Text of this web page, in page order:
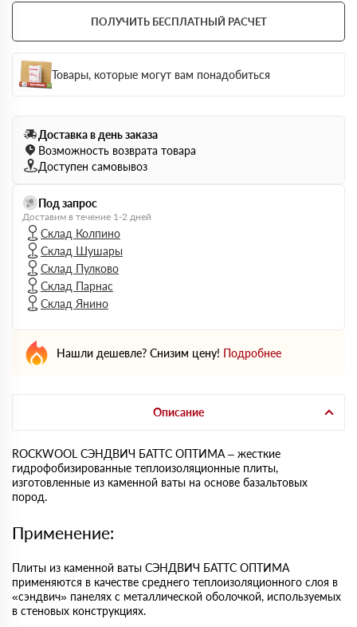
ПОЛУЧИТЬ БЕСПЛАТНЫЙ РАСЧЕТ
Товары, которые могут вам понадобиться
Доставка в день заказа
Возможность возврата товара
Доступен самовывоз
Под запрос
Доставим в течение 1-2 дней
Склад Колпино
Склад Шушары
Склад Пулково
Склад Парнас
Склад Янино
Нашли дешевле? Снизим цену! Подробнее
Описание
ROCKWOOL СЭНДВИЧ БАТТС ОПТИМА – жесткие
гидрофобизированные теплоизоляционные плиты,
изготовленные из каменной ваты на основе базальтовых
пород.
Применение:
Плиты из каменной ваты СЭНДВИЧ БАТТС ОПТИМА
применяются в качестве среднего теплоизоляционного слоя в
«сэндвич» панелях с металлической оболочкой, используемых
в стеновых конструкциях.